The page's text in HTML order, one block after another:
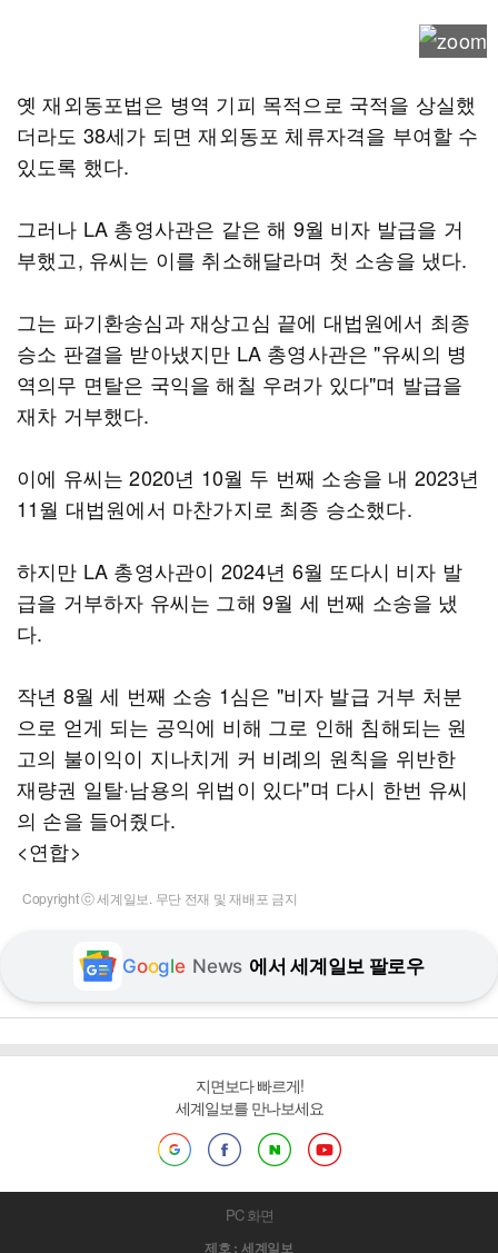
옛 재외동포법은 병역 기피 목적으로 국적을 상실했
더라도 38세가 되면 재외동포 체류자격을 부여할 수
있도록 했다.
그러나 LA 총영사관은 같은 해 9월 비자 발급을 거
부했고, 유씨는 이를 취소해달라며 첫 소송을 냈다.
그는 파기환송심과 재상고심 끝에 대법원에서 최종
승소 판결을 받아냈지만 LA 총영사관은 "유씨의 병
역의무 면탈은 국익을 해칠 우려가 있다"며 발급을
재차 거부했다.
이에 유씨는 2020년 10월 두 번째 소송을 내 2023년
11월 대법원에서 마찬가지로 최종 승소했다.
하지만 LA 총영사관이 2024년 6월 또다시 비자 발
급을 거부하자 유씨는 그해 9월 세 번째 소송을 냈
다.
작년 8월 세 번째 소송 1심은 "비자 발급 거부 처분
으로 얻게 되는 공익에 비해 그로 인해 침해되는 원
고의 불이익이 지나치게 커 비례의 원칙을 위반한
재량권 일탈·남용의 위법이 있다"며 다시 한번 유씨
의 손을 들어줬다.
<연합>
Copyright ⓒ 세계일보. 무단 전재 및 재배포 금지
Google News 에서 세계일보 팔로우
지면보다 빠르게!
세계일보를 만나보세요
PC 화면
제호 : 세계일보